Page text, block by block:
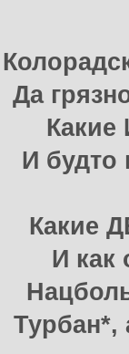
Да
И будто
Какие
И как
Турбан*,